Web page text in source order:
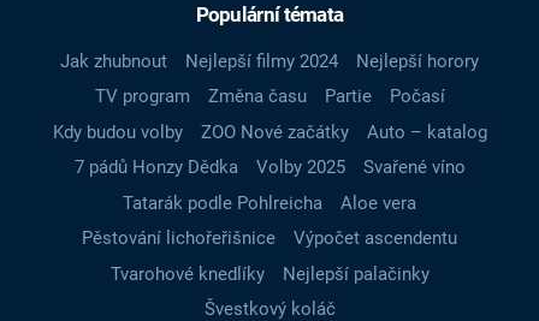
Populární témata
Jak zhubnout Nejlepší filmy 2024
Nejlepší horory
TV program
Změna času Partie
Počasí
Kdy budou volby
ZOO Nové začátky
Auto – katalog
7 pádů Honzy Dědka
Volby 2025
Svařené víno
Tatarák podle Pohlreicha
Aloe vera
Pěstování lichořeřišnice
Výpočet ascendentu
Tvarohové knedlíky
Nejlepší palačinky
Švestkový koláč